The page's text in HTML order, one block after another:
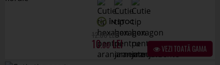
ÎN STOC
13.00
9.50 VEZI TOATĂ GAMA